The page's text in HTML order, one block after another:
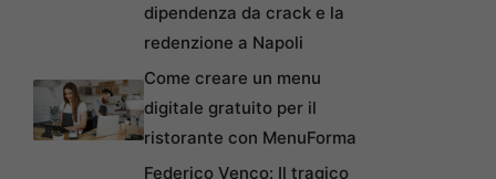
dipendenza da crack e la
redenzione a Napoli
Come creare un menu
digitale gratuito per il
ristorante con MenuForma
Federico Venco: Il tragico